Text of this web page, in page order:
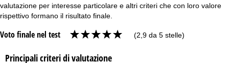
valutazione per interesse particolare e altri criteri che con loro valore
rispettivo formano il risultato finale.
Voto finale nel test (2,9 da 5 stelle)
Principali criteri di valutazione